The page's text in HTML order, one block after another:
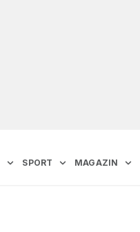
SPORT MAGAZIN